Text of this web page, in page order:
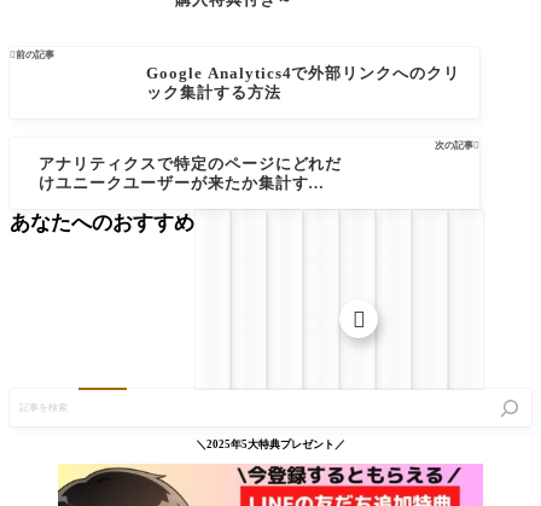
前の記事
Google Analytics4で外部リンクへのクリ
ック集計する方法
次の記事
アナリティクスで特定のページにどれだ
けユニークユーザーが来たか集計する方
＼2025年5大特典プレゼント／
あなたへのおすすめ
